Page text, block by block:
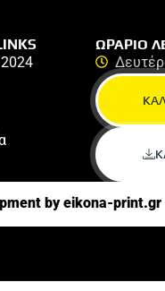
ΩΡΑΡΙΟ
by eikona-print.gr